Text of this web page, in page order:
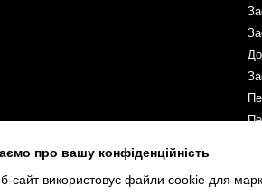
про вашу конфіденційність
сайт використовує файли cookie для